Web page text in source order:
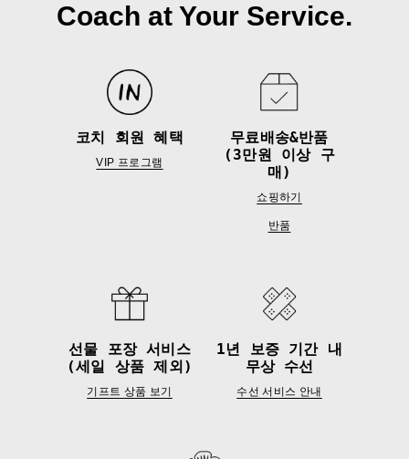
Coach at Your Service.
코치 회원 혜택
VIP 프로그램
무료배송&반품
(3만원 이상 구
매)
쇼핑하기
반품
선물 포장 서비스
(세일 상품 제외)
기프트 상품 보기
1년 보증 기간 내
무상 수선
수선 서비스 안내